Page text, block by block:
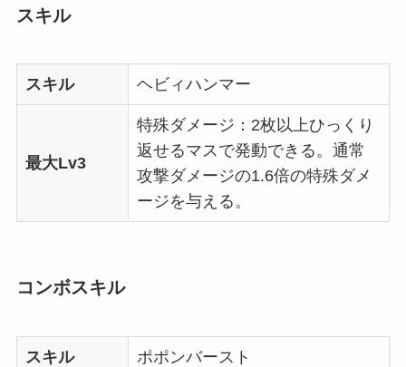
スキル
スキル ヘビィハンマー
最大Lv3
特殊ダメージ：2枚以上ひっくり
返せるマスで発動できる。通常
攻撃ダメージの1.6倍の特殊ダメ
ージを与える。
コンボスキル
スキル ポポンバースト